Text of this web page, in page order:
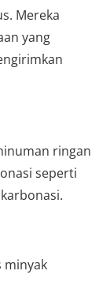
Mereka
yang
ringan
seperti
minyak